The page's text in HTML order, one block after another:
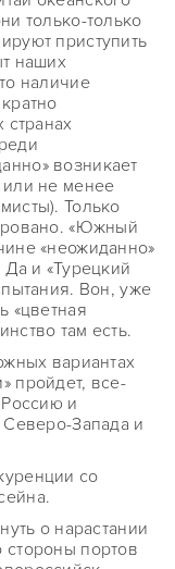
только-только
приступить
наших
наличие
странах
возникает
или не менее
Только
«Южный
«неожиданно»
и «Турецкий
Вон, уже
«цветная
там есть.
вариантах
пройдет, все-
и
Запада и
со
о нарастании
портов